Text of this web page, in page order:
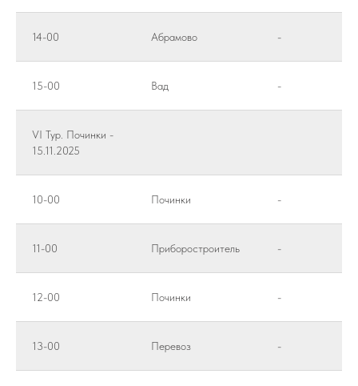
14-00 Абрамово -
15-00 Вад -
VI Тур. Починки -
15.11.2025
10-00 Починки -
11-00 Приборостроитель -
12-00 Починки -
13-00 Перевоз -